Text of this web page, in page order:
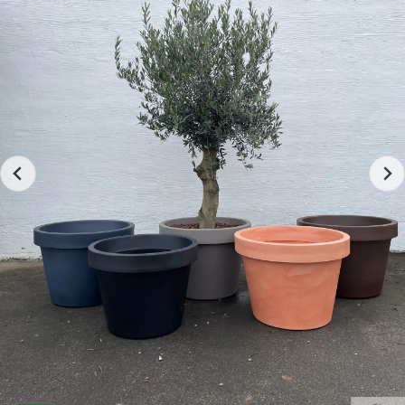
exemplar du kommer att få. Kontakta oss gärna
innan beställning eller leverans, så vet du precis
vilket träd som levereras.
Egenskaper
Växttyp:Juniperus conferta ‘Schlager’
Typ:Barrträd / en
ca 160 cm
Karaktär:
Vintergrönt, mycket tåligt och kompakt
Placering:Trädgård, entré, terrass eller kruka
Leverans:Grå plastkruka (omplantering erbjuds)